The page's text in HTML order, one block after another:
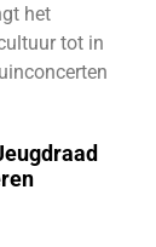
het
tot in